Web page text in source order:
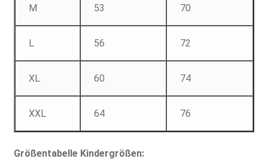
M 53 70
L 56 72
XL 60 74
XXL 64 76
Größentabelle Kindergrößen: